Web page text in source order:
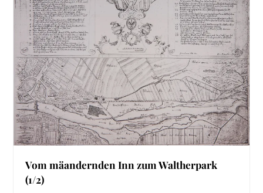
Vom mäandernden Inn zum Waltherpark
(1/2)